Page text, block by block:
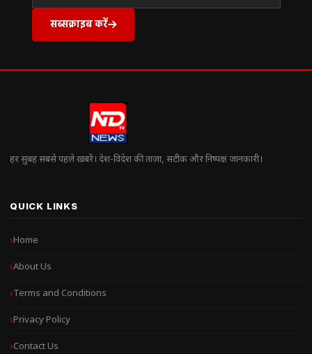
सब्सक्राइब करें
हर सुबह सबसे पहले खबरें। देश-विदेश की ताज़ा, सटीक और निष्पक्ष जानकारी।
QUICK LINKS
Home
About Us
Terms and Conditions
Privacy Policy
Contact Us